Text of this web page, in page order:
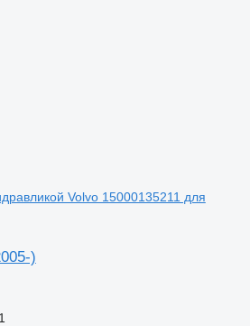
Volvo 15000135211 для
)